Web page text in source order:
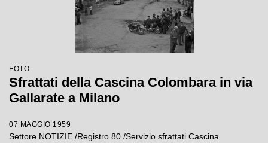
FOTO
Sfrattati della Cascina Colombara in via
Gallarate a Milano
07 MAGGIO 1959
Settore NOTIZIE /Registro 80 /Servizio sfrattati Cascina